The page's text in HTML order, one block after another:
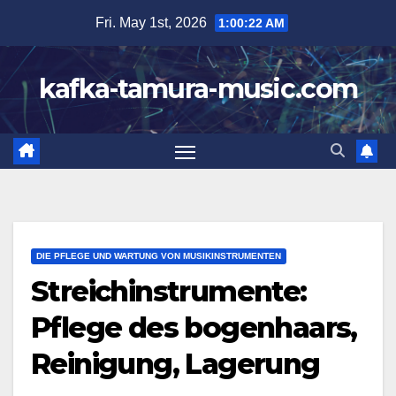
content
Fri. May 1st, 2026 1:00:24 AM
kafka-tamura-music.com
DIE PFLEGE UND WARTUNG VON MUSIKINSTRUMENTEN
Streichinstrumente:
Pflege des bogenhaars,
Reinigung, Lagerung